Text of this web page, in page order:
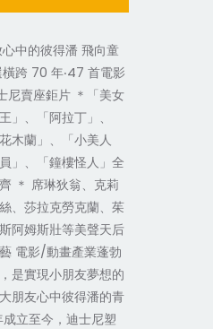
中的彼得潘 飛向童
跨 70 年‧47 首電影
尼賣座鉅片 ＊「美女
」、「阿拉丁」、
木蘭」、「小美人
」、「鐘樓怪人」全
＊ 席琳狄翁、克莉
、莎拉克勞克蘭、茱
阿姆斯壯等美聲天后
電影/動畫產業蓬勃
是實現小朋友夢想的
朋友心中彼得潘的青
立至今，迪士尼塑